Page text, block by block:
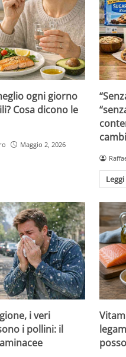
ogni giorno
Cosa dicono le
Maggio 2, 2026
i veri
i pollini: il